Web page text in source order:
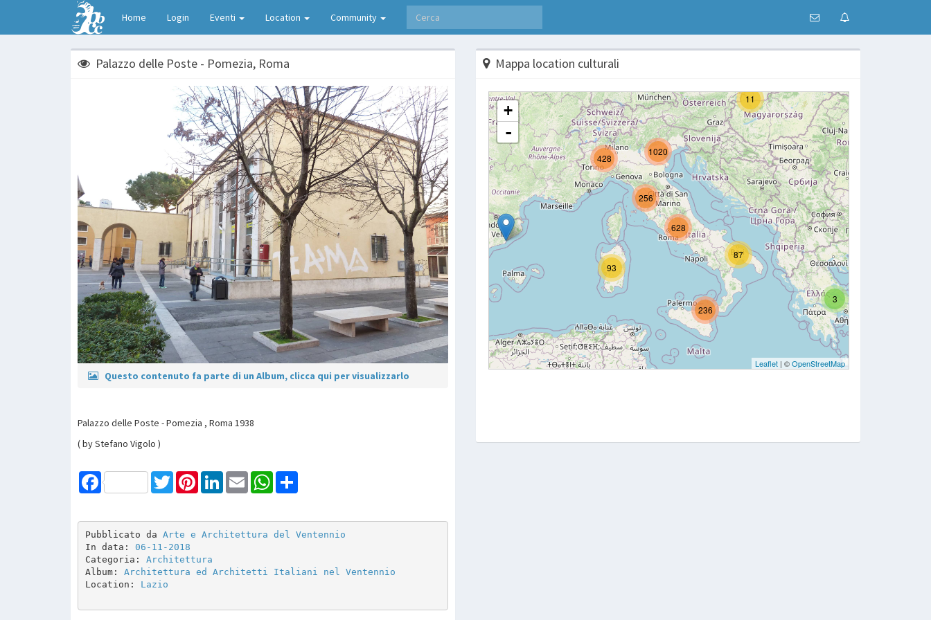
Home Login Eventi Location Community
Palazzo delle Poste - Pomezia, Roma
Questo contenuto fa parte di un Album, clicca qui per visualizzarlo
Palazzo delle Poste - Pomezia , Roma 1938
( by Stefano Vigolo )
Facebook TwitterPinterestLinkedInEmail WhatsApp
Pubblicato da Arte e Architettura del Ventennio
In data: 06-11-2018
Categoria: Architettura
Album: Architettura ed Architetti Italiani nel Ventennio
Location: Lazio
Mappa location culturali